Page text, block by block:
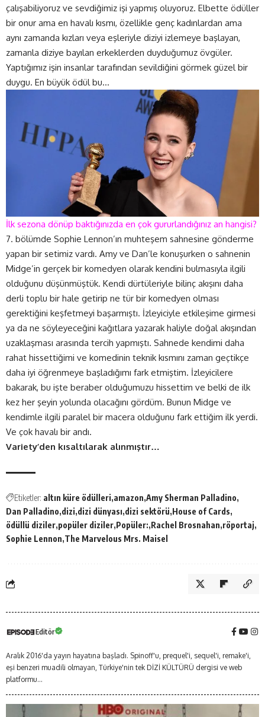
çalışabiliyoruz ve sevdiğimiz işi yapmış oluyoruz. Elbette ödüller
bir onur ama en havalı kısmı, özellikle genç kadınlardan ama
aynı zamanda kızları veya eşleriyle diziyi izlemeye başlayan,
zamanla diziye bayılan erkeklerden duyduğumuz övgüler.
Yaptığımız işin insanlar tarafından sevildiğini görmek güzel bir
duygu. En büyük ödül bu…
İlk sezona dönüp baktığınızda en çok gururlandığınız an hangisi?
7. bölümde Sophie Lennon’ın muhteşem sahnesine gönderme
yapan bir setimiz vardı. Amy ve Dan’le konuşurken o sahnenin
Midge’in gerçek bir komedyen olarak kendini bulmasıyla ilgili
olduğunu düşünmüştük. Kendi dürtüleriyle bilinç akışını daha
derli toplu bir hale getirip ne tür bir komedyen olması
gerektiğini keşfetmeyi başarmıştı. İzleyiciyle etkileşime girmesi
ya da ne söyleyeceğini kağıtlara yazarak haliyle doğal akışından
uzaklaşması arasında tercih yapmıştı. Sahnede kendimi daha
rahat hissettiğimi ve komedinin teknik kısmını zaman geçtikçe
daha iyi öğrenmeye başladığımı fark etmiştim. İzleyicilere
bakarak, bu işte beraber olduğumuzu hissettim ve belki de ilk
kez her şeyin yolunda olacağını gördüm. Bunun Midge ve
kendimle ilgili paralel bir macera olduğunu fark ettiğim ilk yerdi.
Ve çok havalı bir andı.
Variety’den kısaltılarak alınmıştır…
Etiketler: altın küre ödülleri amazon Amy Sherman Palladino
Dan Palladino dizi dizi dünyası dizi sektörü House of Cards
ödüllü diziler popüler diziler Popüler: Rachel Brosnahan röportaj
Sophie Lennon The Marvelous Mrs. Maisel
Editör
Aralık 2016'da yayın hayatına başladı. Spinoff'u, prequel'i, sequel'i, remake'i,
eşi benzeri muadili olmayan, Türkiye'nin tek DİZİ KÜLTÜRÜ dergisi ve web
platformu...